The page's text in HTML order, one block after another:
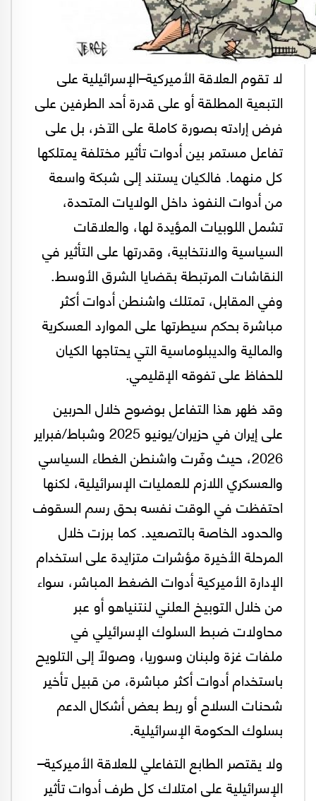
لا تقوم العلاقة الأميركية–الإسرائيلية على
التبعية المطلقة أو على قدرة أحد الطرفين على
فرض إرادته بصورة كاملة على الآخر، بل على
تفاعل مستمر بين أدوات تأثير مختلفة يمتلكها
كل منهما. فالكيان يستند إلى شبكة واسعة
من أدوات النفوذ داخل الولايات المتحدة،
تشمل اللوبيات المؤيدة لها، والعلاقات
السياسية والانتخابية، وقدرتها على التأثير في
النقاشات المرتبطة بقضايا الشرق الأوسط.
وفي المقابل، تمتلك واشنطن أدوات أكثر
مباشرة بحكم سيطرتها على الموارد العسكرية
والمالية والديبلوماسية التي يحتاجها الكيان
للحفاظ على تفوقه الإقليمي.
وقد ظهر هذا التفاعل بوضوح خلال الحربين
على إيران في حزيران/يونيو 2025 وشباط/فبراير
2026، حيث وفّرت واشنطن الغطاء السياسي
والعسكري اللازم للعمليات الإسرائيلية، لكنها
احتفظت في الوقت نفسه بحق رسم السقوف
والحدود الخاصة بالتصعيد. كما برزت خلال
المرحلة الأخيرة مؤشرات متزايدة على استخدام
الإدارة الأميركية أدوات الضغط المباشر، سواء
من خلال التوبيخ العلني لنتنياهو أو عبر
محاولات ضبط السلوك الإسرائيلي في
ملفات غزة ولبنان وسوريا، وصولًا إلى التلويح
باستخدام أدوات أكثر مباشرة، من قبيل تأخير
شحنات السلاح أو ربط بعض أشكال الدعم
بسلوك الحكومة الإسرائيلية.
ولا يقتصر الطابع التفاعلي للعلاقة الأميركية–
الإسرائيلية على امتلاك كل طرف أدوات تأثير